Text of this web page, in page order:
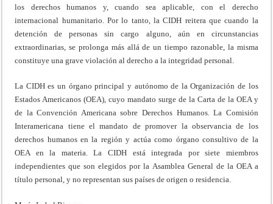
los derechos humanos y, cuando sea aplicable, con el derecho
internacional humanitario. Por lo tanto, la CIDH reitera que cuando la
detención de personas sin cargo alguno, aún en circunstancias
extraordinarias, se prolonga más allá de un tiempo razonable, la misma
constituye una grave violación al derecho a la integridad personal.
La CIDH es un órgano principal y autónomo de la Organización de los
Estados Americanos (OEA), cuyo mandato surge de la Carta de la OEA y
de la Convención Americana sobre Derechos Humanos. La Comisión
Interamericana tiene el mandato de promover la observancia de los
derechos humanos en la región y actúa como órgano consultivo de la
OEA en la materia. La CIDH está integrada por siete miembros
independientes que son elegidos por la Asamblea General de la OEA a
título personal, y no representan sus países de origen o residencia.